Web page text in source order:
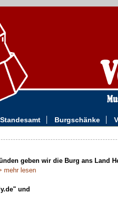
Standesamt Burgschänke
geben wir die Burg ans Land
mehr lesen
und